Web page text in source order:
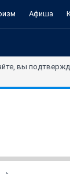
Афиша
вы